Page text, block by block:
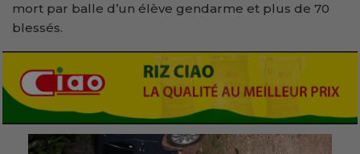
mort par balle d’un élève gendarme et plus de 70
blessés.